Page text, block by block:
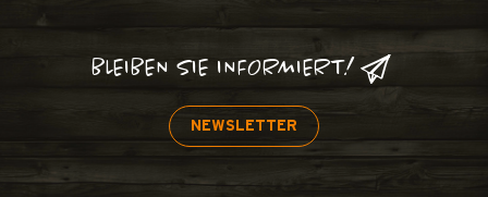
BLEIBEN SIE INFORMIERT!
NEWSLETTER